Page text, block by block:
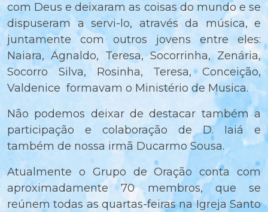
com Deus e deixaram as coisas do mundo e se
dispuseram a servi-lo, através da música, e
juntamente com outros jovens entre eles:
Naiara, Agnaldo, Teresa, Socorrinha, Zenária,
Socorro Silva, Rosinha, Teresa, Conceição,
Valdenice formavam o Ministério de Musica.
Não podemos deixar de destacar também a
participação e colaboração de D. Iaiá e
também de nossa irmã Ducarmo Sousa.
Atualmente o Grupo de Oração conta com
aproximadamente 70 membros, que se
reúnem todas as quartas-feiras na Igreja Santo